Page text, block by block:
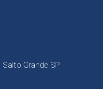
Salto Grande SP